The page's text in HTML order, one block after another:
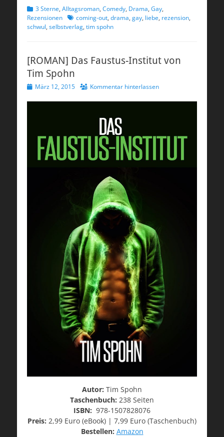
Kategorien
3 Sterne, Alltagsroman, Comedy, Drama, Gay,
Rezensionen Schlagworte
coming-out, drama, gay, liebe, rezension,
schwul, selbstverlag, tim spohn
[ROMAN] Das Faustus-Institut von
Tim Spohn
Veröffentlicht
März 12, 2015 Kommentar hinterlassen
Autor: Tim Spohn
Taschenbuch: 238 Seiten
ISBN: 978-1507828076
Preis: 2,99 Euro (eBook) | 7,99 Euro (Taschenbuch)
Bestellen: Amazon